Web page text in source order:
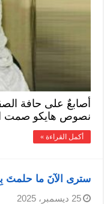
أصابعٌ على حافة
نصوص هايكو صمت
أكمل القراءة »
سترى الآنَ ما حلمتَ
25 ديسمبر، 2025